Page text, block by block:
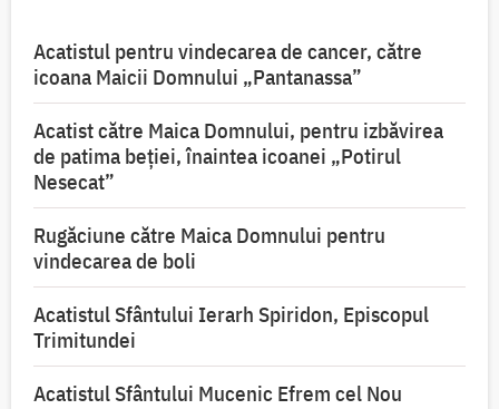
Acatistul pentru vindecarea de cancer, către
icoana Maicii Domnului „Pantanassa”
Acatist către Maica Domnului, pentru izbăvirea
de patima beției, înaintea icoanei „Potirul
Nesecat”
Rugăciune către Maica Domnului pentru
vindecarea de boli
Acatistul Sfântului Ierarh Spiridon, Episcopul
Trimitundei
Acatistul Sfântului Mucenic Efrem cel Nou